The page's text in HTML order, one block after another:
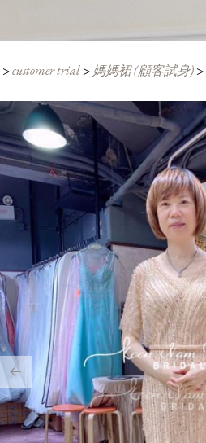
>customer trial> 媽媽裙 (顧客試身)>